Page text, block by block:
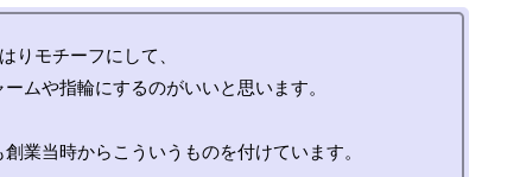
はりモチーフにして、
ームや指輪にするのがいいと思います。
創業当時からこういうものを付けています。